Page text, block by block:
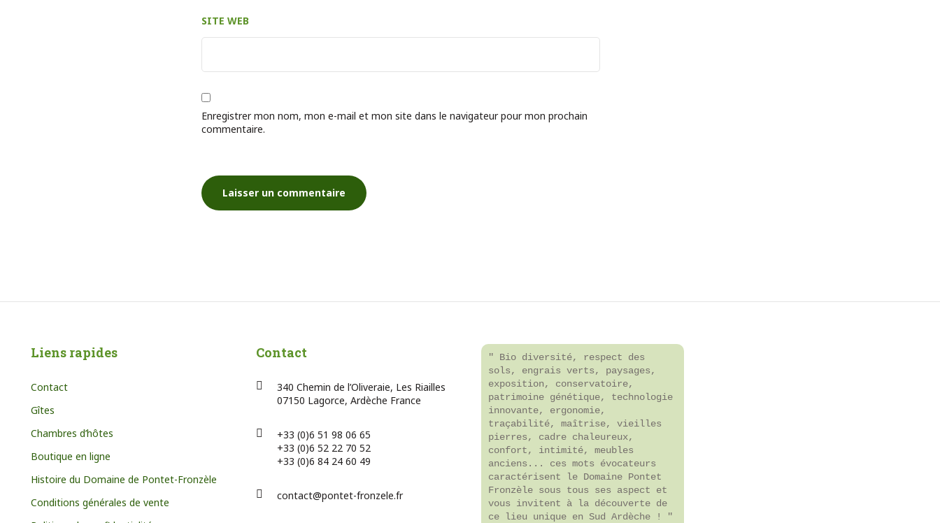
SITE WEB
Enregistrer mon nom, mon e-mail et mon site dans le navigateur pour mon prochain
commentaire.
Liens rapides
Contact
Gîtes
Chambres d’hôtes
Boutique en ligne
Histoire du Domaine de Pontet-Fronzèle
Conditions générales de vente
Contact
340 Chemin de l’Oliveraie, Les Riailles
07150 Lagorce, Ardèche France
+33 (0)6 51 98 06 65
+33 (0)6 52 22 70 52
+33 (0)6 84 24 60 49
contact@pontet-fronzele.fr
" Bio diversité, respect des
sols, engrais verts, paysages,
exposition, conservatoire,
patrimoine génétique, technologie
innovante, ergonomie,
traçabilité, maîtrise, vieilles
pierres, cadre chaleureux,
confort, intimité, meubles
anciens... ces mots évocateurs
caractérisent le Domaine Pontet
Fronzèle sous tous ses aspect et
vous invitent à la découverte de
ce lieu unique en Sud Ardèche ! "